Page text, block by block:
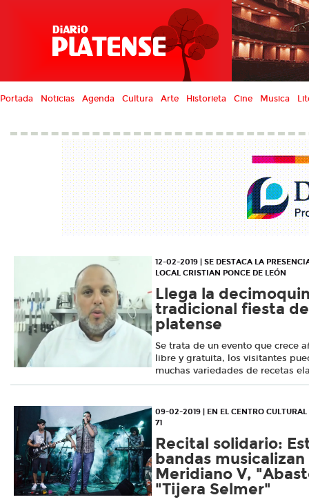
Portada Noticias Agenda Cultura Arte Historieta Cine Musica
12-02-2019 | SE DESTACA LA
LOCAL CRISTIAN PONCE DE LEÓN
Llega la
tradicional fiesta
platense
Se trata de un evento que crece
libre y gratuita, los visitantes
muchas variedades de recetas
09-02-2019 | EN EL CENTRO CULTURAL
71
Recital solidario:
bandas
Meridiano V,
"Tijera Selmer"